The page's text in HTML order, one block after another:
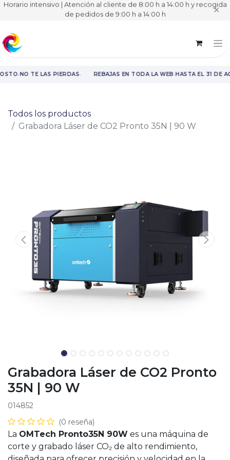
Horario intensivo | Atención al cliente de 8:00 h a 14:00 h y recogida
de pedidos de 9:00 h a 14:00 h ✕
·NO TE LAS PIERDAS· REBAJAS EN TODA LA WEB·HASTA EL 31 DE
Todos los productos
Grabadora Láser de CO2 Pronto 35N | 90 W
Grabadora Láser de CO2 Pronto
35N | 90 W
014852
(0 reseña)
La OMTech Pronto35N 90W es una máquina de
corte y grabado láser CO₂ de alto rendimiento,